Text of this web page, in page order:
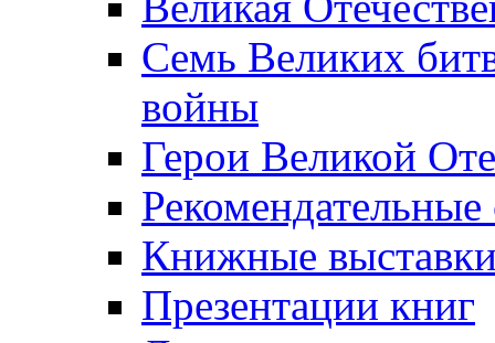
Семь Великих
войны
Герои Великой
Рекомендательные
Книжные
Презентации книг